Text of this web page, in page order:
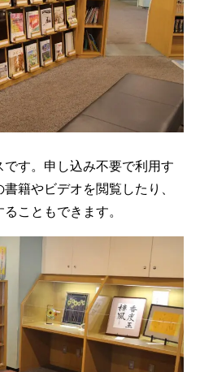
す。申し込み不要で利用す
籍やビデオを閲覧したり、
こともできます。